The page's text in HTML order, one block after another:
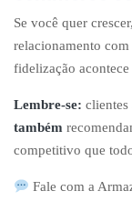
Se você quer crescer,
relacionamento
fidelização acontece
Lembre-se: clientes
também
competitivo que
Fale com a